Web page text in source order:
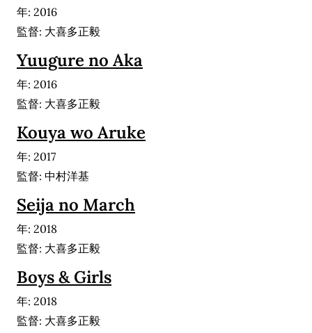
年: 2016
監督: 大喜多正毅
Yuugure no Aka
年: 2016
監督: 大喜多正毅
Kouya wo Aruke
年: 2017
監督: 中村洋基
Seija no March
年: 2018
監督: 大喜多正毅
Boys & Girls
年: 2018
監督: 大喜多正毅